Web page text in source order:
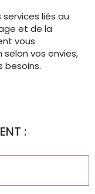
liés au
et de la
vous
vos envies,
besoins.
: